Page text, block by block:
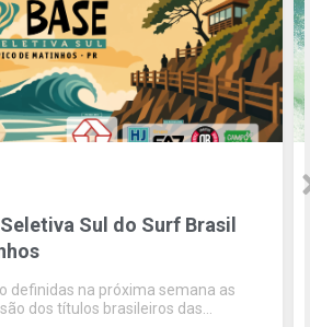
WSL | Mateus Sena reencontra
lidera esperança potiguar na
Campeão do circuito em 2024 na Praia de
a competir em casa em busca de manter a